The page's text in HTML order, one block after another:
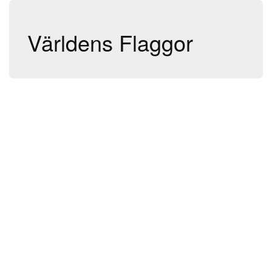
Världens Flaggor